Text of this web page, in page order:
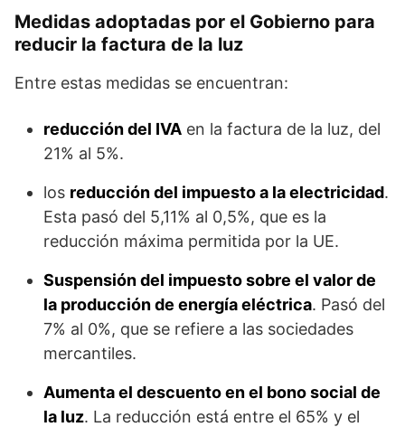
Medidas adoptadas por el Gobierno para
reducir la factura de la luz
Entre estas medidas se encuentran:
reducción del IVA en la factura de la luz, del
21% al 5%.
los reducción del impuesto a la electricidad.
Esta pasó del 5,11% al 0,5%, que es la
reducción máxima permitida por la UE.
Suspensión del impuesto sobre el valor de
la producción de energía eléctrica. Pasó del
7% al 0%, que se refiere a las sociedades
mercantiles.
Aumenta el descuento en el bono social de
la luz. La reducción está entre el 65% y el